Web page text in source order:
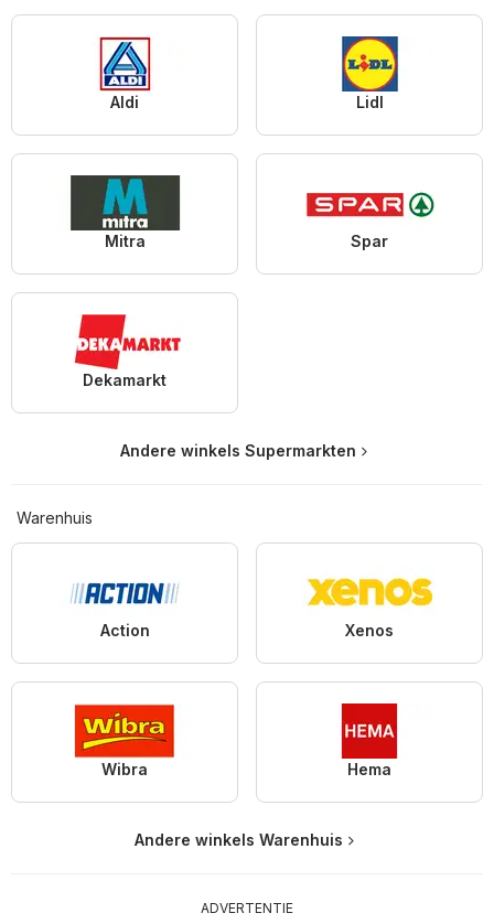
Aldi Lidl
Mitra Spar
Dekamarkt
Andere winkels Supermarkten
Warenhuis
Action Xenos
Wibra Hema
Andere winkels Warenhuis
ADVERTENTIE